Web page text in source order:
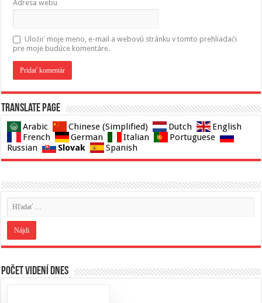
Adresa webu
Uložiť moje meno, e-mail a webovú stránku v tomto prehliadači
pre moje budúce komentáre.
Translate page
Arabic Chinese (Simplified) Dutch
English
French
German Italian
Portuguese
Russian
Slovak Spanish
Počet videní dnes